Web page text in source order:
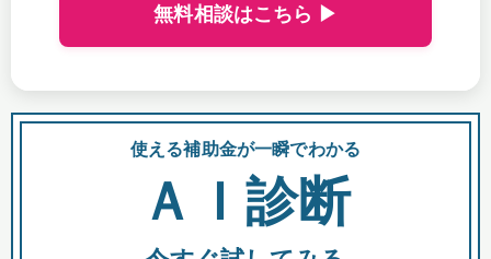
無料相談はこちら ▶
使える補助金が一瞬でわかる
ＡＩ診断